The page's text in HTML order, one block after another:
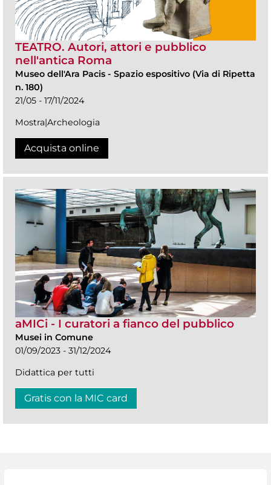
TEATRO. Autori, attori e pubblico
nell'antica Roma
Museo dell'Ara Pacis - Spazio espositivo (Via di Ripetta
n. 180)
21/05 - 17/11/2024
Mostra|Archeologia
Acquista online
aMICi - I curatori a fianco del pubblico
Musei in Comune
01/09/2023 - 31/12/2024
Didattica per tutti
Gratis con la MIC card